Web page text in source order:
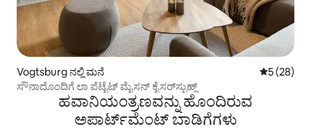
Vogtsburg ನಲ್ಲಿ ಮನೆ 5 ರಲ್ಲಿ 5
5 (28)
ಸೌನಾದೊಂದಿಗೆ ಲಾ ಪೆಟೈಟ್ ಮೈಸನ್ ಕೈಸರ್‌ಸ್ಟುಹ್ಲ್
ಹವಾನಿಯಂತ್ರಣವನ್ನು ಹೊಂದಿರುವ
ಅಪಾರ್ಟ್‌ಮೆಂಟ್‌ ಬಾಡಿಗೆಗಳು